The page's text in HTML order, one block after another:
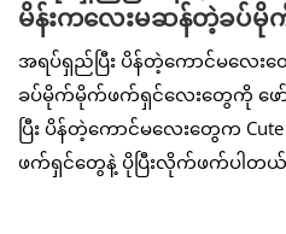
မိန်းကလေးမဆန်တဲ့ခပ်မို
အရပ်ရှည်ပြီး ပိန်တဲ့ကောင်မလေ
ခပ်မိုက်မိုက်ဖက်ရှင်လေးတွေကို ဖေ
ပြီး ပိန်တဲ့ကောင်မလေးတွေက
ဖက်ရှင်တွေနဲ့ ပိုပြီးလိုက်ဖက်ပါတယ်